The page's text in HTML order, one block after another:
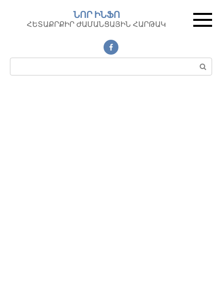
контенту
ՆՈՐ ԻՆՖՈ
ՀԵՏԱՔՐՔԻՐ ԺԱՄԱՆՑԱՅԻՆ ՀԱՐԹԱԿ
Поиск: